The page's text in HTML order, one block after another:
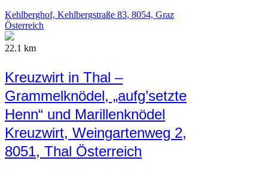
Kehlberghof, Kehlbergstraße 83, 8054, Graz
Österreich
22.1 km
Kreuzwirt in Thal –
Grammelknödel, „aufg’setzte
Henn“ und Marillenknödel
Kreuzwirt, Weingartenweg 2,
8051, Thal Österreich